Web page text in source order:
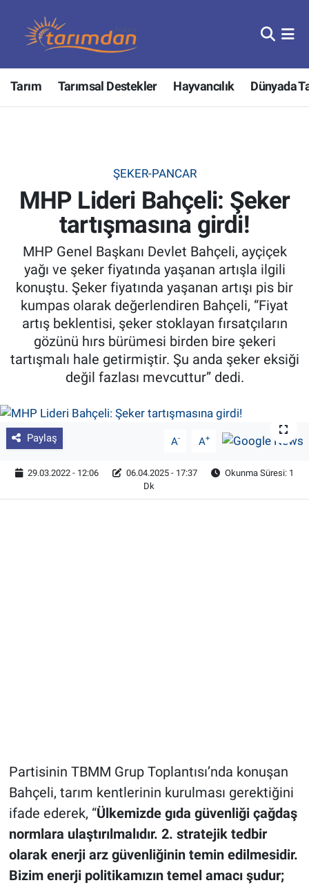
Tarım Tarımsal Destekler Hayvancılık Dünyada
ŞEKER-PANCAR
MHP Lideri Bahçeli: Şeker
tartışmasına girdi!
MHP Genel Başkanı Devlet Bahçeli, ayçiçek
yağı ve şeker fiyatında yaşanan artışla ilgili
konuştu. Şeker fiyatında yaşanan artışı pis bir
kumpas olarak değerlendiren Bahçeli, “Fiyat
artış beklentisi, şeker stoklayan fırsatçıların
gözünü hırs bürümesi birden bire şekeri
tartışmalı hale getirmiştir. Şu anda şeker eksiği
değil fazlası mevcuttur” dedi.
Paylaş A- A+
29.03.2022 - 12:06 06.04.2025 - 17:37
Okunma Süresi: 1
Dk
Partisinin TBMM Grup Toplantısı’nda konuşan
Bahçeli, tarım kentlerinin kurulması gerektiğini
ifade ederek, “Ülkemizde gıda güvenliği çağdaş
normlara ulaştırılmalıdır. 2. stratejik tedbir
olarak enerji arz güvenliğinin temin edilmesidir.
Bizim enerji politikamızın temel amacı şudur;
Tarım
Hayvancılık
Tarımsal Destekler
Tarım Bakanlığı
TZOB
Tarım Kredi Kooperatifleri
Pankobirlik
Et fiyatları
Tarım Bilgisi
Yetiştirici Soruyor
Dünyada Tarım
Nöbetçi Eczaneler
Hava Durumu
Tüm Manşetler
Son Dakika Haberleri
Haber Arşivi